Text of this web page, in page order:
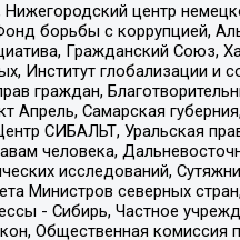
центр
борьбы с
Гражданский
Институт глобализации
граждан,
Апрель, Самарская
СИБАЛЬТ, Уральская
человека,
исследований,
Министров северных
- Сибирь, Частное
Общественная